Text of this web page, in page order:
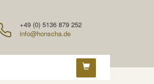
+49 (0) 5136 879 252
info@honscha.de